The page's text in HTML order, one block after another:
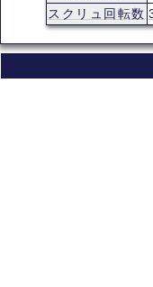
スクリュ回転数